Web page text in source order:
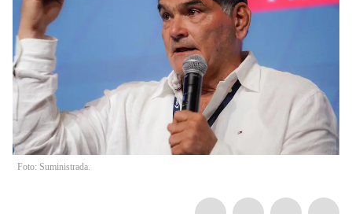
Foto: Suministrada.